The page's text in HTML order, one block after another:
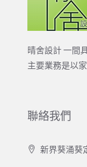
晴舍設計 一間
主要業務是以
聯絡我們
新界葵涌葵